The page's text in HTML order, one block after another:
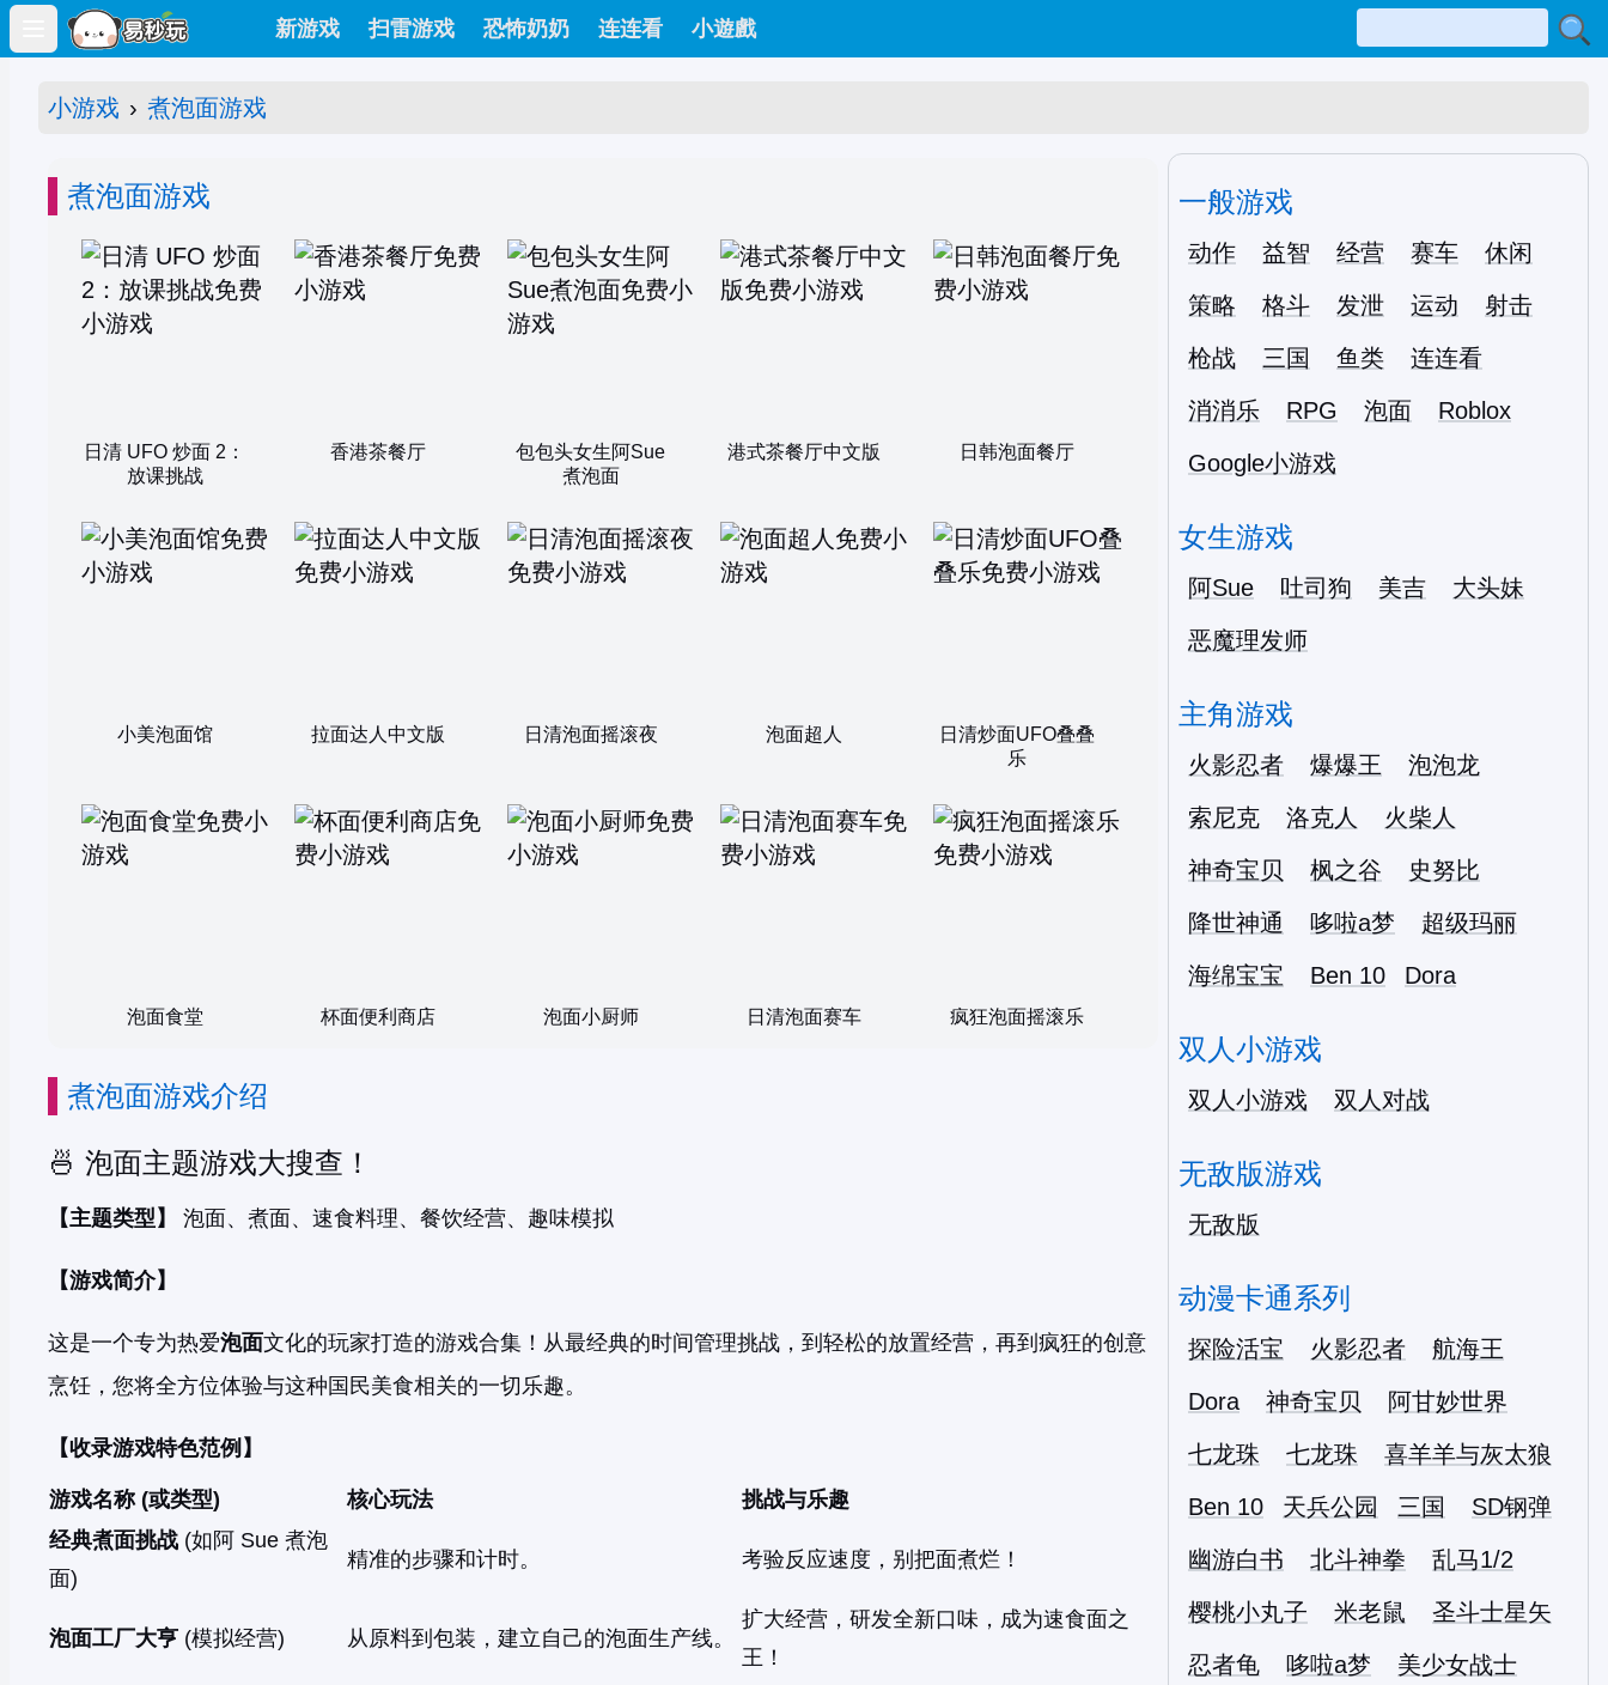
Open main menu
新游戏 扫雷游戏 恐怖奶奶 连连看 小遊戲
小游戏 › 煮泡面游戏
煮泡面游戏
日清 UFO 炒面 2：
放课挑战
香港茶餐厅
包包头女生阿Sue
煮泡面
港式茶餐厅中文版 日韩泡面餐厅
小美泡面馆 拉面达人中文版 日清泡面摇滚夜 泡面超人
日清炒面UFO叠叠
乐
泡面食堂 杯面便利商店 泡面小厨师 日清泡面赛车 疯狂泡面摇滚乐
煮泡面游戏介绍
🍜 泡面主题游戏大搜查！
【主题类型】 泡面、煮面、速食料理、餐饮经营、趣味模拟
【游戏简介】
这是一个专为热爱泡面文化的玩家打造的游戏合集！从最经典的时间管理挑战，到轻松的放置经营，再到疯狂的创意
烹饪，您将全方位体验与这种国民美食相关的一切乐趣。
【收录游戏特色范例】
游戏名称 (或类型) 核心玩法
挑战与乐趣
经典煮面挑战 (如阿 Sue 煮泡
面)
精准的步骤和计时。 考验反应速度，别把面煮烂！
泡面工厂大亨 (模拟经营) 从原料到包装，建立自己的泡面生产线。
扩大经营，研发全新口味，成为速食面之
王！
一般游戏
动作 益智 经营 赛车
休闲
策略
格斗 发泄 运动
射击
枪战
三国 鱼类
连连看
消消乐
RPG 泡面
Roblox
Google小游戏
女生游戏
阿Sue 吐司狗 美吉
大头妹
恶魔理发师
主角游戏
火影忍者 爆爆王
泡泡龙
索尼克
洛克人
火柴人
神奇宝贝
枫之谷
史努比
降世神通
哆啦a梦
超级玛丽
海绵宝宝
Ben 10 Dora
双人小游戏
双人小游戏 双人对战
无敌版游戏
无敌版
动漫卡通系列
探险活宝 火影忍者
航海王
Dora
神奇宝贝
阿甘妙世界
七龙珠
七龙珠
喜羊羊与灰太狼
Ben 10
天兵公园 三国
SD钢弹
幽游白书
北斗神拳
乱马1/2
樱桃小丸子
米老鼠
圣斗士星矢
忍者龟
哆啦a梦
美少女战士